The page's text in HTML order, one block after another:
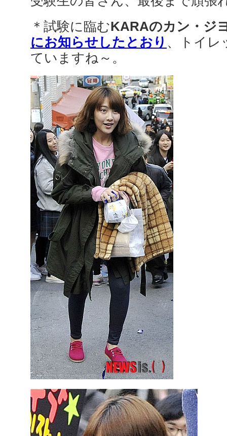
＊試験に臨むKARAのカン・ジ
にお知らせしたとおり 、トイレ
ていますね～。